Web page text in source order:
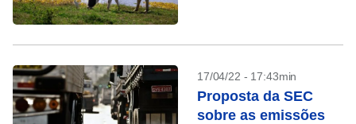
17/04/22 - 17:43min
Proposta da SEC
sobre as emissões